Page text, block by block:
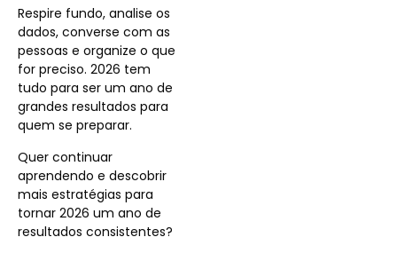
Respire fundo, analise os
dados, converse com as
pessoas e organize o que
for preciso. 2026 tem
tudo para ser um ano de
grandes resultados para
quem se preparar.
Quer continuar
aprendendo e descobrir
mais estratégias para
tornar 2026 um ano de
resultados consistentes?